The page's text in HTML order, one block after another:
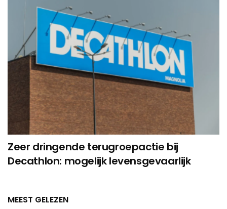
Zeer dringende terugroepactie bij
Decathlon: mogelijk levensgevaarlijk
MEEST GELEZEN